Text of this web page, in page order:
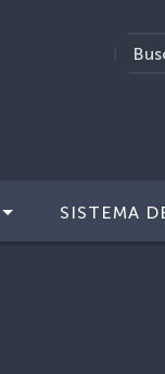
SISTEMA